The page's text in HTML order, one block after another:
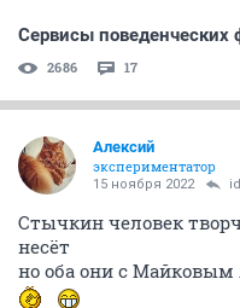
Сервисы поведенческих
2686 17
Алексий
экспериментатор
15 ноября 2022
Стычкин человек
несёт
но оба они с